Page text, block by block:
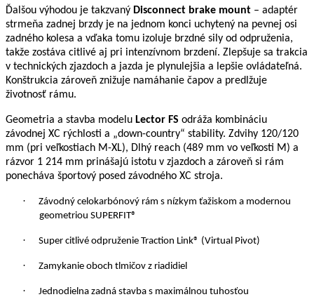
Ďalšou výhodou je takzvaný Disconnect brake mount – adaptér
strmeňa zadnej brzdy je na jednom konci uchytený na pevnej osi
zadného kolesa a vďaka tomu izoluje brzdné sily od odpruženia,
takže zostáva citlivé aj pri intenzívnom brzdení. Zlepšuje sa trakcia
v technických zjazdoch a jazda je plynulejšia a lepšie ovládateľná.
Konštrukcia zároveň znižuje namáhanie čapov a predlžuje
životnosť rámu.
Geometria a stavba modelu Lector FS odráža kombináciu
závodnej XC rýchlosti a „down-country“ stability. Zdvihy 120/120
mm (pri veľkostiach M-XL), Dlhý reach (489 mm vo veľkosti M) a
rázvor 1 214 mm prinášajú istotu v zjazdoch a zároveň si rám
ponecháva športový posed závodného XC stroja.
·
Závodný celokarbónový rám s nízkym ťažiskom a modernou
geometriou SUPERFIT®
· Super citlivé odpruženie Traction Link® (Virtual Pivot)
· Zamykanie oboch tlmičov z riadidiel
· Jednodielna zadná stavba s maximálnou tuhosťou